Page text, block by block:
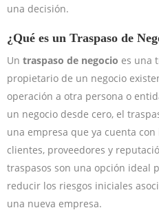
una decisión.
¿Qué es un Traspaso de
Un traspaso de negocio es una
propietario de un negocio
operación a otra persona o
un negocio desde cero, el
una empresa que ya cuenta
clientes, proveedores y
traspasos son una opción ideal
reducir los riesgos iniciales
una nueva empresa.